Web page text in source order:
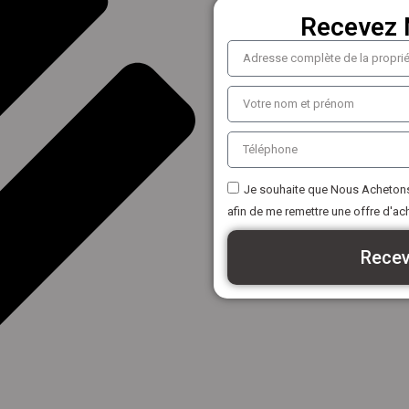
Je souhaite que Nous
afin de me remettre une offre